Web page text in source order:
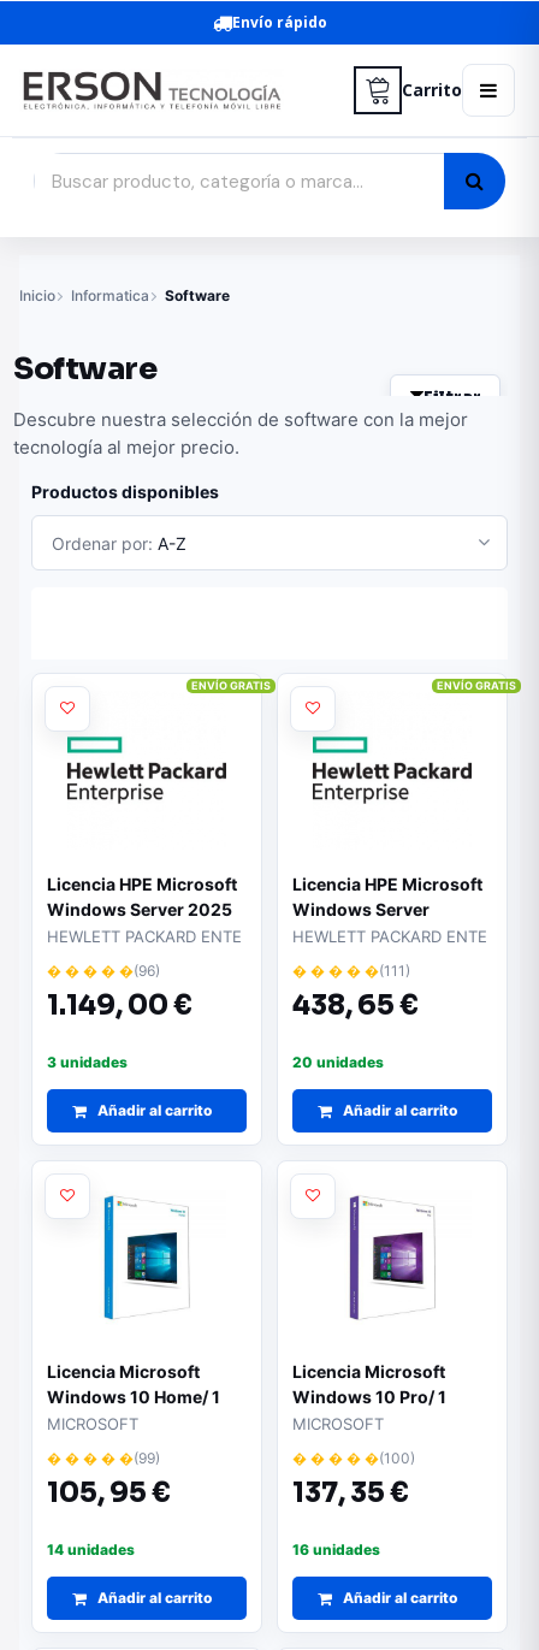
Envío rápido
Carrito
Inicio Informatica Software
Software
Filtrar
Descubre nuestra selección de software con la mejor
tecnología al mejor precio.
Productos disponibles
Ordenar por: A-Z
Licencia HPE Microsoft
Windows Server 2025
Standard ROK
HEWLETT PACKARD ENTE
� � � � �(96)
1.149,00 €
3 unidades
Añadir al carrito
ENVÍO GRATIS
Licencia HPE Microsoft
Windows Server
Essentials 2025 ROK
HEWLETT PACKARD ENTE
� � � � �(111)
438,65 €
20 unidades
Añadir al carrito
ENVÍO GRATIS
Licencia Microsoft
Windows 10 Home/ 1
Usuario
MICROSOFT
� � � � �(99)
105,95 €
14 unidades
Añadir al carrito
Licencia Microsoft
Windows 10 Pro/ 1
Usuario
MICROSOFT
� � � � �(100)
137,35 €
16 unidades
Añadir al carrito